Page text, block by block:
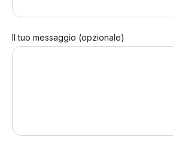
Il tuo messaggio (opzionale)